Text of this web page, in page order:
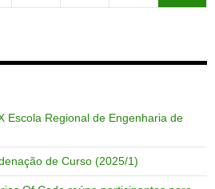
Escola Regional de Engenharia de
de Curso (2025/1)